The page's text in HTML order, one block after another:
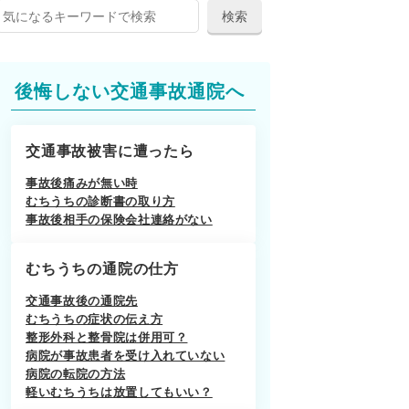
後悔しない交通事故通院へ
交通事故被害に遭ったら
事故後痛みが無い時
むちうちの診断書の取り方
事故後相手の保険会社連絡がない
むちうちの通院の仕方
交通事故後の通院先
むちうちの症状の伝え方
整形外科と整骨院は併用可？
病院が事故患者を受け入れていない
病院の転院の方法
軽いむちうちは放置してもいい？